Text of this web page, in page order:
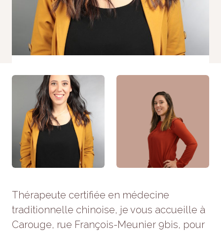
Thérapeute certifiée en médecine
traditionnelle chinoise, je vous accueille à
Carouge, rue François-Meunier 9bis, pour
Experience
Afin que notre
site Web
que possible
visite. Si vous
refusez ces
certaines
fonctionnalités
disparaîtront
du site Web.
En partageant
votre
comportement